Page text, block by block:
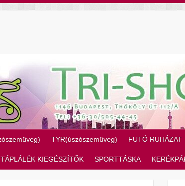
TYR(úszószemüveg) FUTÓ RUHÁZAT
TÁPLÁLÉK KIEGÉSZÍTŐK SPORTTÁSKA